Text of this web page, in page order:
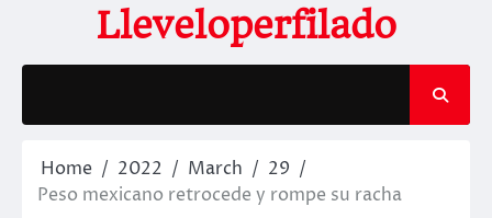
content
Lleveloperfilado
Home 2022 March
29
Peso mexicano retrocede y rompe su racha